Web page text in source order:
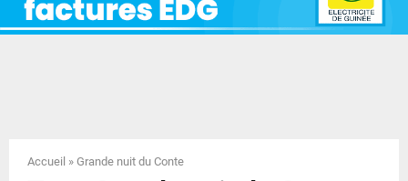
Y
Accueil » Grande nuit du Conte